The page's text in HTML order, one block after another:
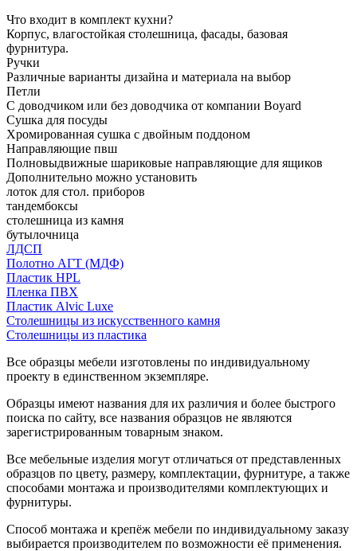
Что входит в комплект кухни?
Корпус, влагостойкая столешница, фасады, базовая
фурнитура.
Ручки
Различные варианты дизайна и материала на выбор
Петли
С доводчиком или без доводчика от компании Boyard
Сушка для посуды
Хромированная сушка с двойным поддоном
Направляющие пвш
Полновыдвижные шариковые направляющие для ящиков
Дополнительно можно установить
лоток для стол. приборов
тандембоксы
столешница из камня
бутылочница
ЛДСП
Полотно АГТ (МДФ)
Пластик HPL
Пленка ПВХ
Пластик Alvic Luxe
Столешницы из искусственного камня
Столешницы из пластика
Все образцы мебели изготовлены по индивидуальному
проекту в единственном экземпляре.
Образцы имеют названия для их различия и более быстрого
поиска по сайту, все названия образцов не являются
зарегистрированным товарным знаком.
Все мебельные изделия могут отличаться от представленных
образцов по цвету, размеру, комплектации, фурнитуре, а также
способами монтажа и производителями комплектующих и
фурнитуры.
Способ монтажа и крепёж мебели по индивидуальному заказу
выбирается производителем по возможности её применения.